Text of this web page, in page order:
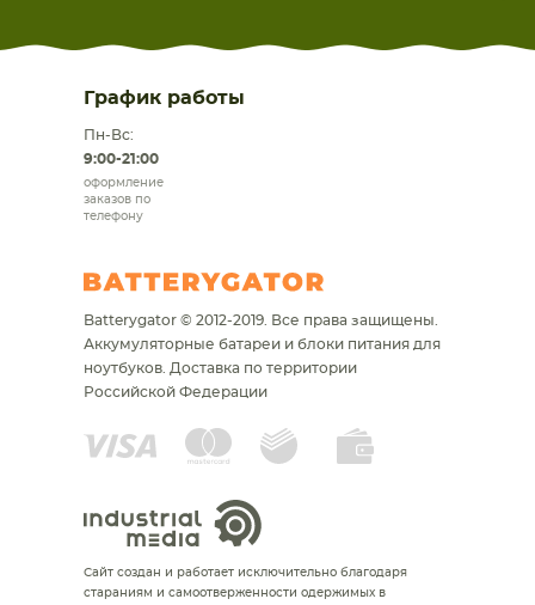
График работы
Пн-Вс:
9:00-21:00
оформление
заказов по
телефону
Batterygator © 2012-2019. Все права защищены.
Аккумуляторные батареи и блоки питания для
ноутбуков. Доставка по территории
Российской Федерации
Сайт создан и работает исключительно благодаря
стараниям и самоотверженности одержимых в